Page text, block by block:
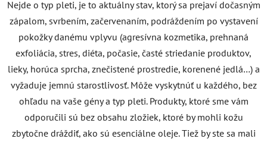
Nejde o typ pleti, je to aktuálny stav, ktorý sa prejaví dočasným
zápalom, svrbením, začervenaním, podráždením po vystavení
pokožky danému vplyvu (agresívna kozmetika, prehnaná
exfoliácia, stres, diéta, počasie, časté striedanie produktov,
lieky, horúca sprcha, znečistené prostredie, korenené jedlá…) a
vyžaduje jemnú starostlivosť. Môže vyskytnúť u každého, bez
ohľadu na vaše gény a typ pleti. Produkty, ktoré sme vám
odporučili sú bez obsahu zložiek, ktoré by mohli kožu
zbytočne dráždiť, ako sú esenciálne oleje. Tiež by ste sa mali